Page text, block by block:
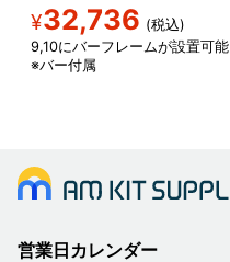
¥32,736 (税込)
9,10にバーフレームが設置可能
※バー付属
営業日カレンダー